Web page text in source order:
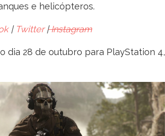
e helicópteros.
| Twitter| Instagram
dia 28 de outubro para PlayStation 4,